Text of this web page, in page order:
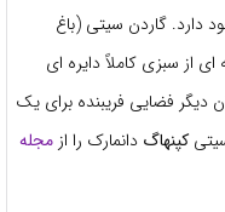
دارد. گاردن سیتی (باغ
از سبزی کاملاً دایره ای
دیگر فضایی فریبنده برای یک
کپنهاگ دانمارک را از مجله